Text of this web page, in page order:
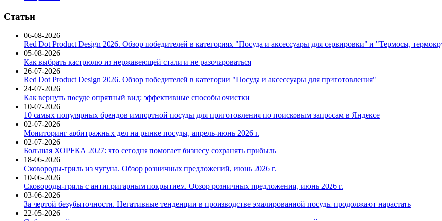
Статьи
06-08-2026
Red Dot Product Design 2026. Обзор победителей в категориях "Посуда и аксессуары для сервировки" и "Термосы,
05-08-2026
Как выбрать кастрюлю из нержавеющей стали и не разочароваться
26-07-2026
Red Dot Product Design 2026. Обзор победителей в категории "Посуда и аксессуары для приготовления"
24-07-2026
Как вернуть посуде опрятный вид: эффективные способы очистки
10-07-2026
10 самых популярных брендов импортной посуды для приготовления по поисковым запросам в Яндексе
02-07-2026
Мониторинг арбитражных дел на рынке посуды, апрель-июнь 2026 г.
02-07-2026
Большая ХОРЕКА 2027: что сегодня помогает бизнесу сохранять прибыль
18-06-2026
Сковороды-гриль из чугуна. Обзор розничных предложений, июнь 2026 г.
10-06-2026
Сковороды-гриль с антипригарным покрытием. Обзор розничных предложений, июнь 2026 г.
03-06-2026
За чертой безубыточности. Негативные тенденции в производстве эмалированной посуды продолжают нарастать
22-05-2026